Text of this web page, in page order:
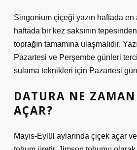
Singonium çiçeği yazın haftada en
haftada bir kez saksının
toprağın tamamına ulaşmalıdır.
Pazartesi ve Perşembe günleri
sulama teknikleri için Pazartesi
DATURA NE ZAMAN
AÇAR?
Mayıs-Eylül aylarında çiçek açar